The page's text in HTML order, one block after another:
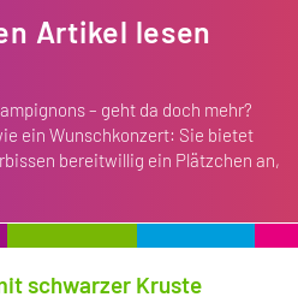
Artikel lesen
– geht da doch mehr?
ein Wunschkonzert: Sie bietet
bereitwillig ein Plätzchen an,
schwarzer Kruste